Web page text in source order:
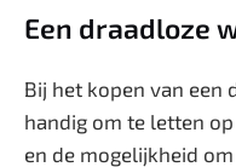
Een draadloze
Bij het kopen van een
handig om te letten
en de mogelijkheid